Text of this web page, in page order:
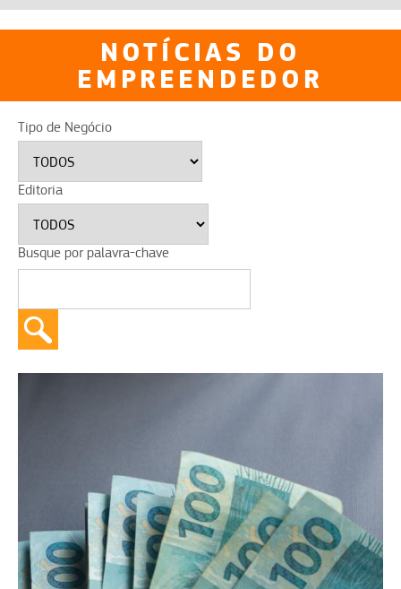
NOTÍCIAS DO
EMPREENDEDOR
Tipo de Negócio
Editoria
Busque por palavra-chave